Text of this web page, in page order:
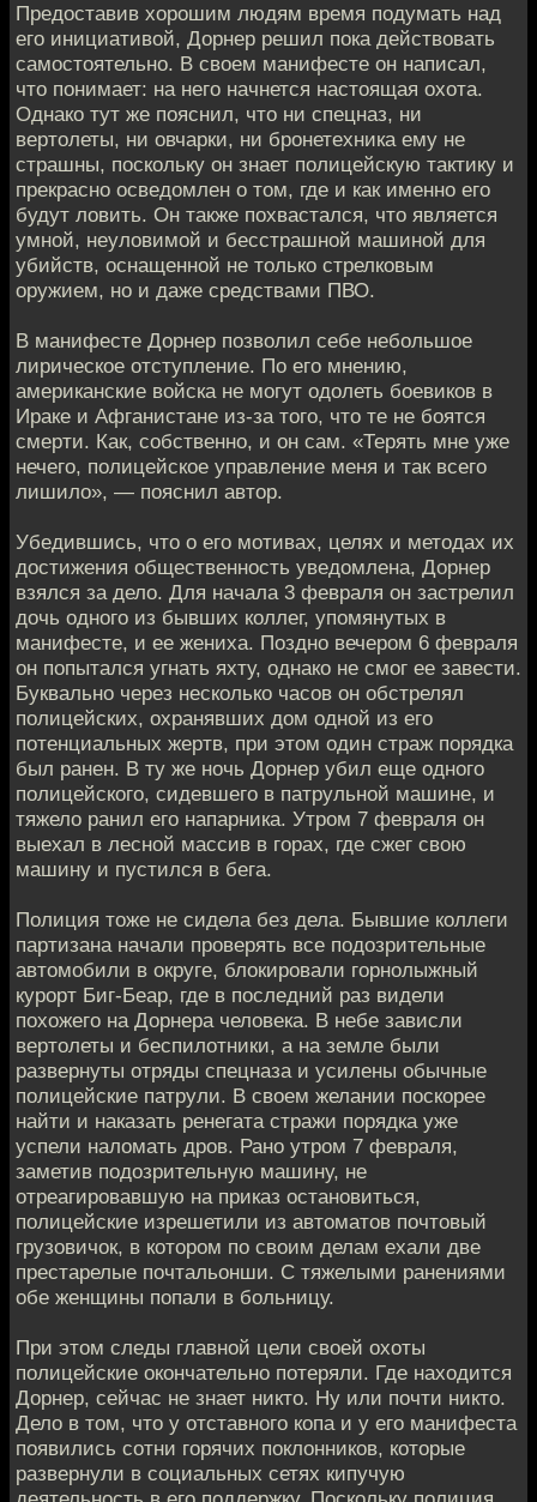
Предоставив хорошим людям время подумать над
его инициативой, Дорнер решил пока действовать
самостоятельно. В своем манифесте он написал,
что понимает: на него начнется настоящая охота.
Однако тут же пояснил, что ни спецназ, ни
вертолеты, ни овчарки, ни бронетехника ему не
страшны, поскольку он знает полицейскую тактику и
прекрасно осведомлен о том, где и как именно его
будут ловить. Он также похвастался, что является
умной, неуловимой и бесстрашной машиной для
убийств, оснащенной не только стрелковым
оружием, но и даже средствами ПВО.
В манифесте Дорнер позволил себе небольшое
лирическое отступление. По его мнению,
американские войска не могут одолеть боевиков в
Ираке и Афганистане из-за того, что те не боятся
смерти. Как, собственно, и он сам. «Терять мне уже
нечего, полицейское управление меня и так всего
лишило», — пояснил автор.
Убедившись, что о его мотивах, целях и методах их
достижения общественность уведомлена, Дорнер
взялся за дело. Для начала 3 февраля он застрелил
дочь одного из бывших коллег, упомянутых в
манифесте, и ее жениха. Поздно вечером 6 февраля
он попытался угнать яхту, однако не смог ее завести.
Буквально через несколько часов он обстрелял
полицейских, охранявших дом одной из его
потенциальных жертв, при этом один страж порядка
был ранен. В ту же ночь Дорнер убил еще одного
полицейского, сидевшего в патрульной машине, и
тяжело ранил его напарника. Утром 7 февраля он
выехал в лесной массив в горах, где сжег свою
машину и пустился в бега.
Полиция тоже не сидела без дела. Бывшие коллеги
партизана начали проверять все подозрительные
автомобили в округе, блокировали горнолыжный
курорт Биг-Беар, где в последний раз видели
похожего на Дорнера человека. В небе зависли
вертолеты и беспилотники, а на земле были
развернуты отряды спецназа и усилены обычные
полицейские патрули. В своем желании поскорее
найти и наказать ренегата стражи порядка уже
успели наломать дров. Рано утром 7 февраля,
заметив подозрительную машину, не
отреагировавшую на приказ остановиться,
полицейские изрешетили из автоматов почтовый
грузовичок, в котором по своим делам ехали две
престарелые почтальонши. С тяжелыми ранениями
обе женщины попали в больницу.
При этом следы главной цели своей охоты
полицейские окончательно потеряли. Где находится
Дорнер, сейчас не знает никто. Ну или почти никто.
Дело в том, что у отставного копа и у его манифеста
появились сотни горячих поклонников, которые
развернули в социальных сетях кипучую